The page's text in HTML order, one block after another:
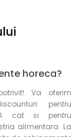
horeca?
Va oferim
pentru
cat si pentru
alimentara. La